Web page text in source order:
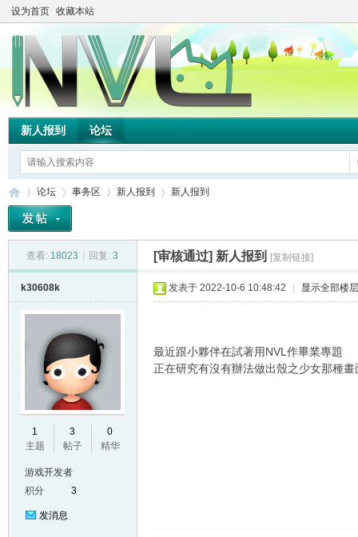
设为首页 收藏本站
新人报到 论坛
论坛
›
事务区
›
新人报到
›
新人报到
查看: 18023 回复: 3 [审核通过] 新人报到 [复制链接]
k30608k
1
主题
3
帖子
0
精华
游戏开发者
积分
3
发消息
发表于 2022-10-6 10:48:42 显示全部楼层
最近跟小夥伴在試著用NVL作畢業專題
正在研究有沒有辦法做出殼之少女那種